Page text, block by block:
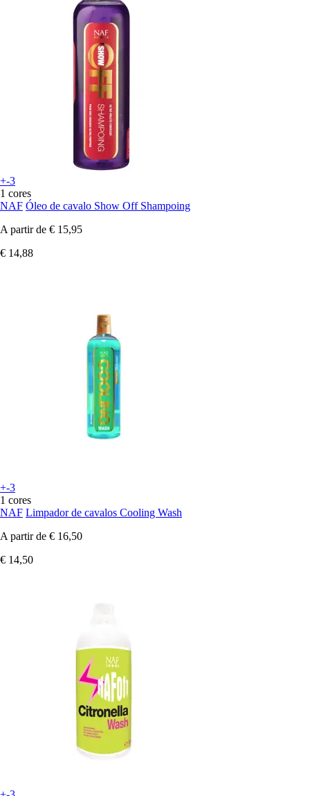
+-3
1 cores
NAF Óleo de cavalo Show Off Shampoing
A partir de € 15,95
€ 14,88
+-3
1 cores
NAF Limpador de cavalos Cooling Wash
A partir de € 16,50
€ 14,50